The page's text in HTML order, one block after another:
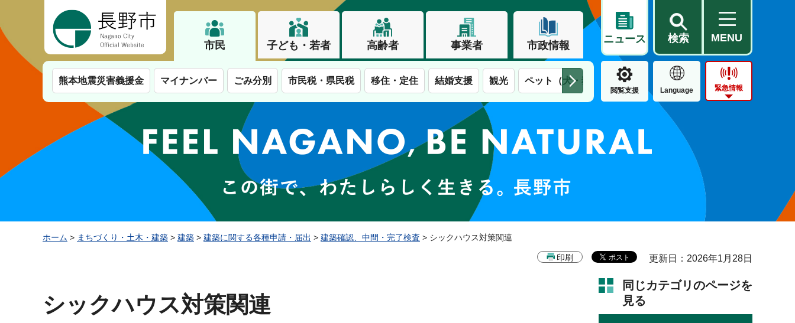
市民 子ども・若者 高齢者 事業者 市政情報
ニュース 検索 MENU
熊本地震災害義援金 マイナンバー ごみ分別 市民税・県民税 移住・定住 結婚支援 観光 ペット（犬・猫） 住民票・戸籍 公営住宅
閲覧支援 Language 緊急情報
この街で、わたしらしく生きる。長野市
ホーム > まちづくり・土木・建築 > 建築 > 建築に関する各種申請・届出 > 建築確認、中間・完了検査 > シックハウス対策関連
印刷 更新日：2026年1月28日
シックハウス対策関連
同じカテゴリのページを
見る